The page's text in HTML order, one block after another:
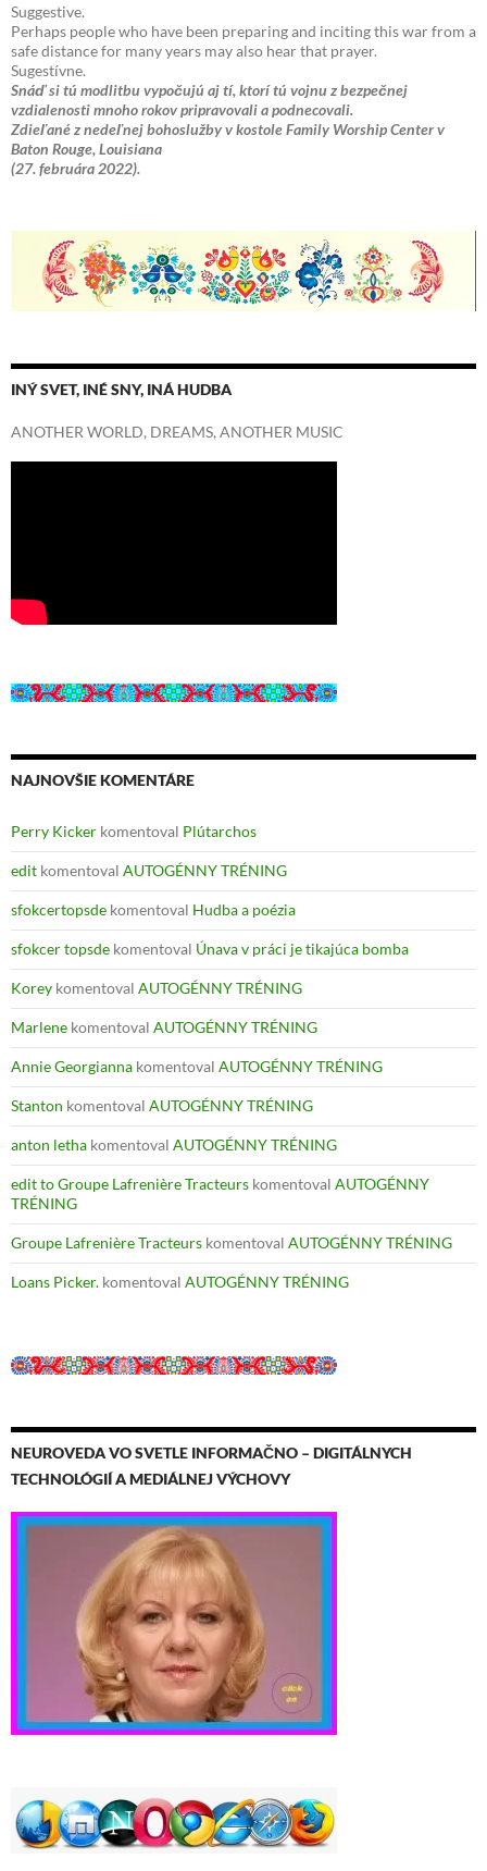
Suggestive.
Perhaps people who have been preparing and inciting this war from a
safe distance for many years may also hear that prayer.
Sugestívne.
Snáď si tú modlitbu vypočujú aj tí, ktorí tú vojnu z bezpečnej
vzdialenosti mnoho rokov pripravovali a podnecovali.
Zdieľané z nedeľnej bohoslužby v kostole Family Worship Center v
Baton Rouge, Louisiana
(27. februára 2022).
INÝ SVET, INÉ SNY, INÁ HUDBA
ANOTHER WORLD, DREAMS, ANOTHER MUSIC
NAJNOVŠIE KOMENTÁRE
Perry Kicker komentoval Plútarchos
edit komentoval AUTOGÉNNY TRÉNING
sfokcertopsde komentoval Hudba a poézia
sfokcer topsde komentoval Únava v práci je tikajúca bomba
Korey komentoval AUTOGÉNNY TRÉNING
Marlene komentoval AUTOGÉNNY TRÉNING
Annie Georgianna komentoval AUTOGÉNNY TRÉNING
Stanton komentoval AUTOGÉNNY TRÉNING
anton letha komentoval AUTOGÉNNY TRÉNING
edit to Groupe Lafrenière Tracteurs komentoval AUTOGÉNNY
TRÉNING
Groupe Lafrenière Tracteurs komentoval AUTOGÉNNY TRÉNING
Loans Picker. komentoval AUTOGÉNNY TRÉNING
NEUROVEDA VO SVETLE INFORMAČNO – DIGITÁLNYCH
TECHNOLÓGIÍ A MEDIÁLNEJ VÝCHOVY